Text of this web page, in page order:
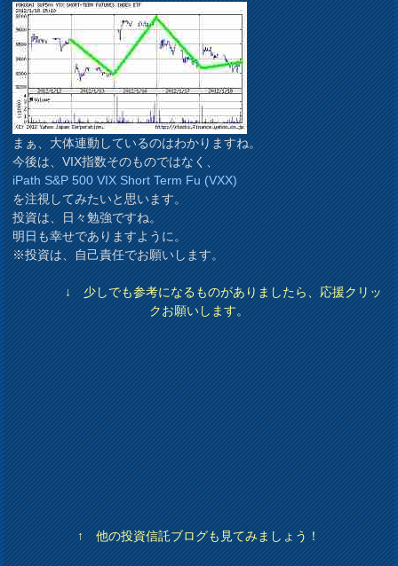
まぁ、大体連動しているのはわかりますね。
今後は、VIX指数そのものではなく、
iPath S&P 500 VIX Short Term Fu (VXX)
を注視してみたいと思います。
投資は、日々勉強ですね。
明日も幸せでありますように。
※投資は、自己責任でお願いします。
↓ 少しでも参考になるものがありましたら、応援クリッ
クお願いします。
↑ 他の投資信託ブログも見てみましょう！